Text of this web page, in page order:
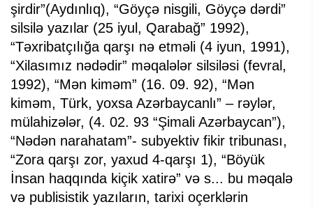
şirdir”(Aydınlıq), “Göyçə nisgili, Göyçə dərdi”
silsilə yazılar (25 iyul, Qarabağ” 1992),
“Təxribatçılığa qarşı nə etməli (4 iyun, 1991),
“Xilasımız nədədir” məqalələr silsiləsi (fevral,
1992), “Mən kiməm” (16. 09. 92), “Mən
kiməm, Türk, yoxsa Azərbaycanlı” – rəylər,
mülahizələr, (4. 02. 93 “Şimali Azərbaycan”),
“Nədən narahatam”- subyektiv fikir tribunası,
“Zora qarşı zor, yaxud 4-qarşı 1), “Böyük
İnsan haqqında kiçik xatirə” və s... bu məqalə
və publisistik yazıların, tarixi oçerklərin